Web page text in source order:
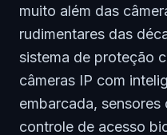
muito além das
rudimentares das
sistema de proteção
câmeras IP com
embarcada, sensores
controle de acesso